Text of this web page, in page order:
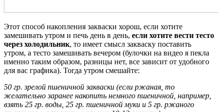
Этот способ накопления закваски хорош, если хотите
замешивать утром и печь день в день, если хотите вести тесто
через холодильник, то имеет смысл закваску поставить
утром, а тесто замешивать вечером (булочки на видео я пекла
именно таким образом, разницы нет, все зависит от удобного
для вас графика). Тогда утром смешайте:
50 гр. зрелой пшеничной закваски (если ржаная, то
желательно заранее накопить немного пшеничной, например,
взять 25 гр. воды, 25 гр. пшеничной муки и 5 гр. ржаного